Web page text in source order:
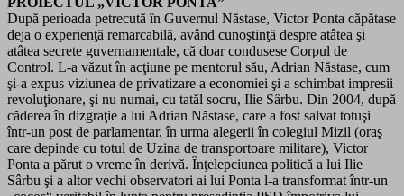
După perioada petrecută în Guvernul Năstase, Victor Ponta căpătase
deja o experienţă remarcabilă, având cunoştinţă despre atâtea şi
atâtea secrete guvernamentale, că doar condusese Corpul de
Control. L-a văzut în acţiune pe mentorul său, Adrian Năstase, cum
şi-a expus viziunea de privatizare a economiei şi a schimbat impresii
revoluţionare, şi nu numai, cu tatăl socru, Ilie Sârbu. Din 2004, după
căderea în dizgraţie a lui Adrian Năstase, care a fost salvat totuşi
într-un post de parlamentar, în urma alegerii în colegiul Mizil (oraş
care depinde cu totul de Uzina de transportoare militare), Victor
Ponta a părut o vreme în derivă. Înţelepciunea politică a lui Ilie
Sârbu şi a altor vechi observatori ai lui Ponta l-a transformat într-un